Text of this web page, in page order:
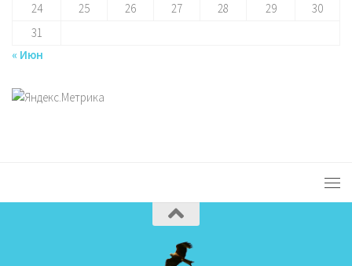
24
25 26 27 28 29
30
31
« Июн